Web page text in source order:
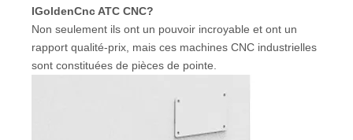
IGoldenCnc ATC CNC?
Non seulement ils ont un pouvoir incroyable et ont un
rapport qualité-prix, mais ces machines CNC industrielles
sont constituées de pièces de pointe.